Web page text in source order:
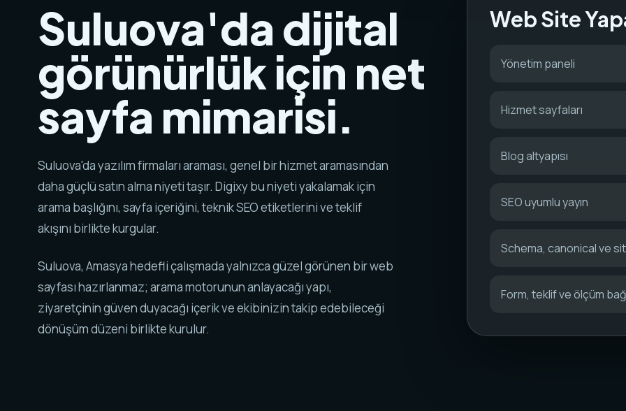
Suluova'da dijital
görünürlük için net
sayfa mimarisi.
Suluova'da yazılım firmaları araması, genel bir hizmet aramasından
daha güçlü satın alma niyeti taşır. Digixy bu niyeti yakalamak için
arama başlığını, sayfa içeriğini, teknik SEO etiketlerini ve teklif
akışını birlikte kurgular.
Suluova, Amasya hedefli çalışmada yalnızca güzel görünen bir web
sayfası hazırlanmaz; arama motorunun anlayacağı yapı,
ziyaretçinin güven duyacağı içerik ve ekibinizin takip edebileceği
dönüşüm düzeni birlikte kurulur.
Web Site
Yönetim paneli
Hizmet sayfaları
Blog altyapısı
SEO uyumlu yayın
Schema, canonical ve
Form, teklif ve ölçüm